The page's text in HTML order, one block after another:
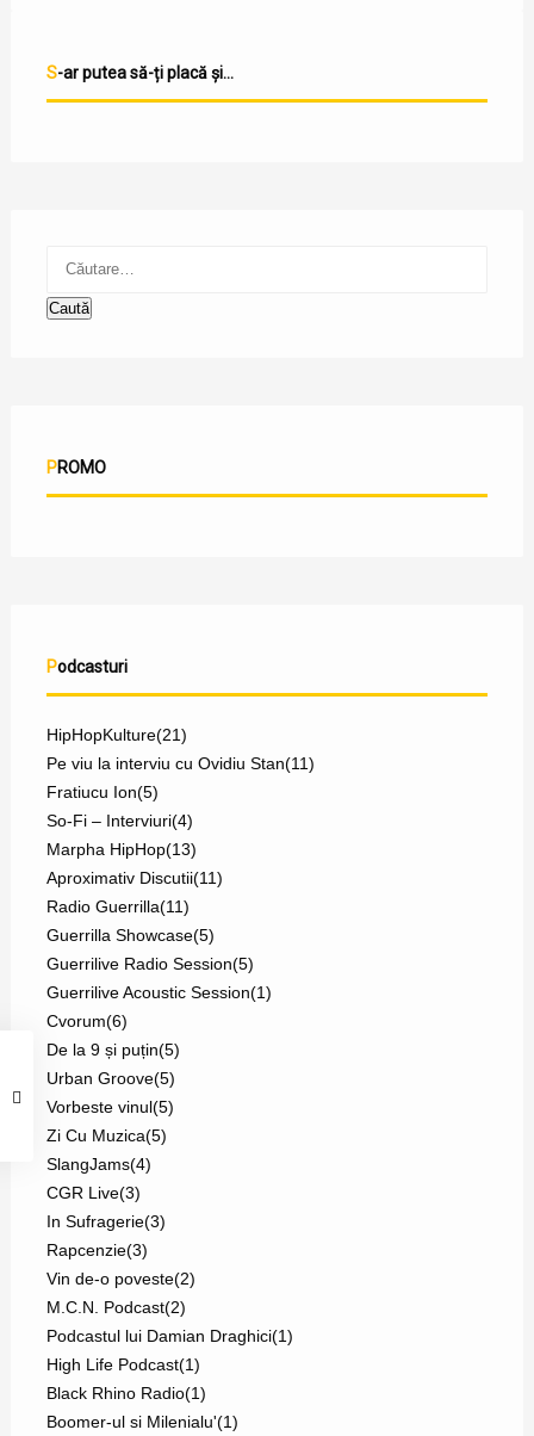
S-ar putea să-ți placă și...
Caută
PROMO
Podcasturi
HipHopKulture(21)
Pe viu la interviu cu Ovidiu Stan(11)
Fratiucu Ion(5)
So-Fi – Interviuri(4)
Marpha HipHop(13)
Aproximativ Discutii(11)
Radio Guerrilla(11)
Guerrilla Showcase(5)
Guerrilive Radio Session(5)
Guerrilive Acoustic Session(1)
Cvorum(6)
De la 9 și puțin(5)
Urban Groove(5)
Vorbeste vinul(5)
Zi Cu Muzica(5)
SlangJams(4)
CGR Live(3)
In Sufragerie(3)
Rapcenzie(3)
Vin de-o poveste(2)
M.C.N. Podcast(2)
Podcastul lui Damian Draghici(1)
High Life Podcast(1)
Black Rhino Radio(1)
Boomer-ul si Milenialu'(1)